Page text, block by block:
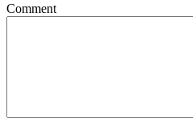
Comment